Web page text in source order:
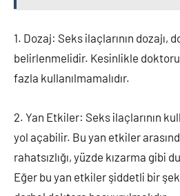
1. Dozaj: Seks ilaçlarının dozajı,
belirlenmelidir. Kesinlikle
fazla kullanılmamalıdır.
2. Yan Etkiler: Seks ilaçlarının
yol açabilir. Bu yan etkiler
rahatsızlığı, yüzde kızarma gibi
Eğer bu yan etkiler şiddetli bir